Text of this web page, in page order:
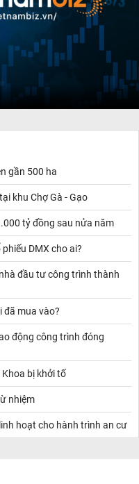
gần 500 ha
khu Chợ Gà - Gạo
tỷ đồng sau nửa năm
DMX cho ai?
đầu tư công trình thành
đã mua vào?
động công trình đóng
Khoa bị khởi tố
nhiệm
hoạt cho hành trình an cư